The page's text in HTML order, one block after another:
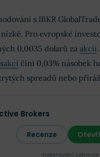
s IBKR
Pro evropské
0,0035 dolarů za akcii
činí 0,03% násobek
spreadů nebo
Brokers
Recenze
Investování